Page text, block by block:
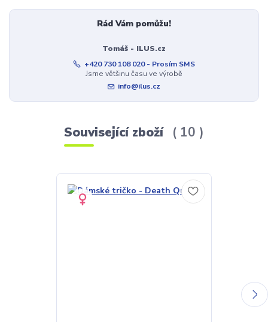
Rád Vám pomůžu!
Tomáš - ILUS.cz
+420 730 108 020 - Prosím SMS
Jsme většinu času ve výrobě
info@ilus.cz
Související zboží 10